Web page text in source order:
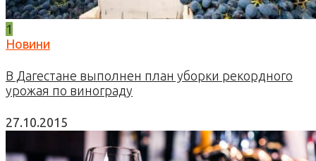
1
Новини
В Дагестане выполнен план уборки рекордного
урожая по винограду
27.10.2015